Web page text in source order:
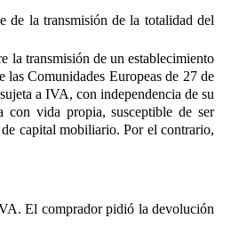
de la transmisión de la totalidad del
la transmisión de un establecimiento
las Comunidades Europeas de 27 de
a IVA, con independencia de su
con vida propia, susceptible de ser
capital mobiliario. Por el contrario,
El comprador pidió la devolución